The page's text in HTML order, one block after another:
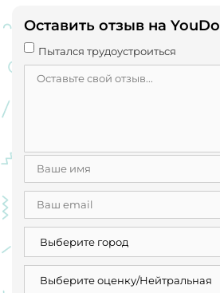
Оставить отзыв на YouDo
Пытался трудоустроиться